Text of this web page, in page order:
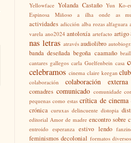
Yellowface Yolanda Castaño Yun Ko-
Espinosa Miñoso
a ilha onde as
actividades adicción alba rozas alfaguara
varela ano2024 antoloxía artefacto artigo
nas letras através audiolibro
banda deseñada begoña caamaño
cantares gallegos carla Guelfenbein casa
celebramos cinema claire keegan
colaboración colaboración externa
comadres comunicado comunidade
pequenas como estas crítica de cinema
crónica curuxas delincuente distopia
editorial Amor de madre encontro sobre
entroido esperanza estivo lendo
feminismos decolonial formatos diversos